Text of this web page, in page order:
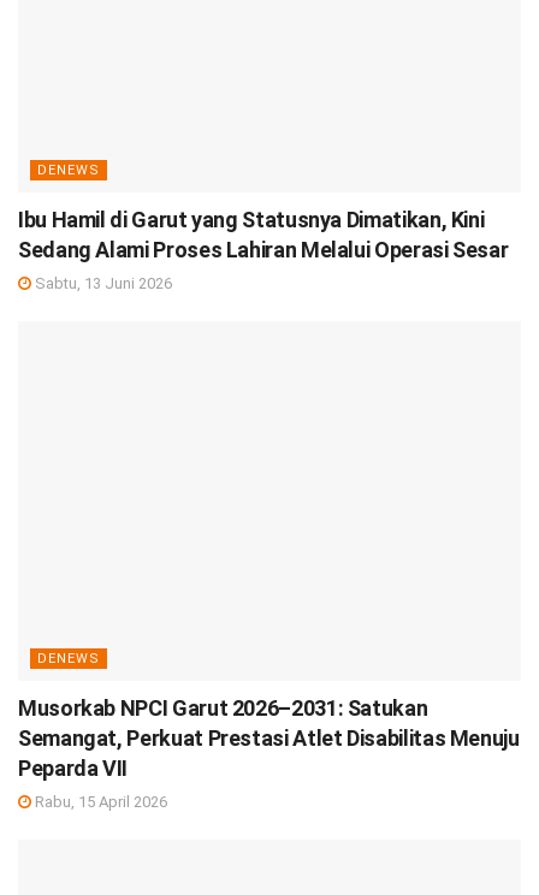
DENEWS
Ibu Hamil di Garut yang Statusnya Dimatikan, Kini
Sedang Alami Proses Lahiran Melalui Operasi Sesar
Sabtu, 13 Juni 2026
DENEWS
Musorkab NPCI Garut 2026–2031: Satukan
Semangat, Perkuat Prestasi Atlet Disabilitas Menuju
Peparda VII
Rabu, 15 April 2026